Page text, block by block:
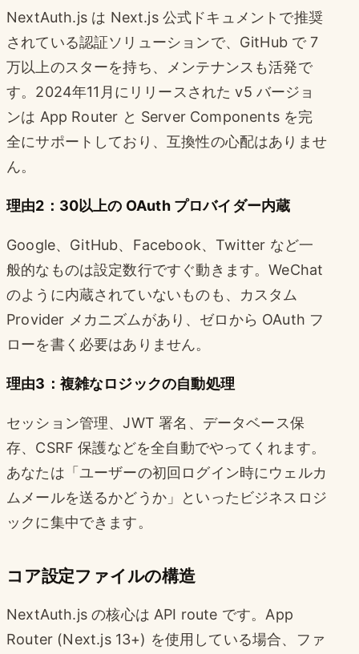
NextAuth.js は Next.js 公式ドキュメントで推奨
されている認証ソリューションで、GitHub で 7
万以上のスターを持ち、メンテナンスも活発で
す。2024年11月にリリースされた v5 バージョ
ンは App Router と Server Components を完
全にサポートしており、互換性の心配はありませ
ん。
理由2：30以上の OAuth プロバイダー内蔵
Google、GitHub、Facebook、Twitter など一
般的なものは設定数行ですぐ動きます。WeChat
のように内蔵されていないものも、カスタム
Provider メカニズムがあり、ゼロから OAuth フ
ローを書く必要はありません。
理由3：複雑なロジックの自動処理
セッション管理、JWT 署名、データベース保
存、CSRF 保護などを全自動でやってくれます。
あなたは「ユーザーの初回ログイン時にウェルカ
ムメールを送るかどうか」といったビジネスロジ
ックに集中できます。
コア設定ファイルの構造
NextAuth.js の核心は API route です。App
Router (Next.js 13+) を使用している場合、ファ